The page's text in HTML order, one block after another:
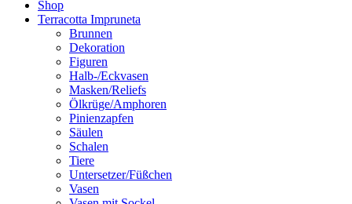
Shop
Terracotta Impruneta
Brunnen
Dekoration
Figuren
Halb-/Eckvasen
Masken/Reliefs
Ölkrüge/Amphoren
Pinienzapfen
Säulen
Schalen
Tiere
Untersetzer/Füßchen
Vasen